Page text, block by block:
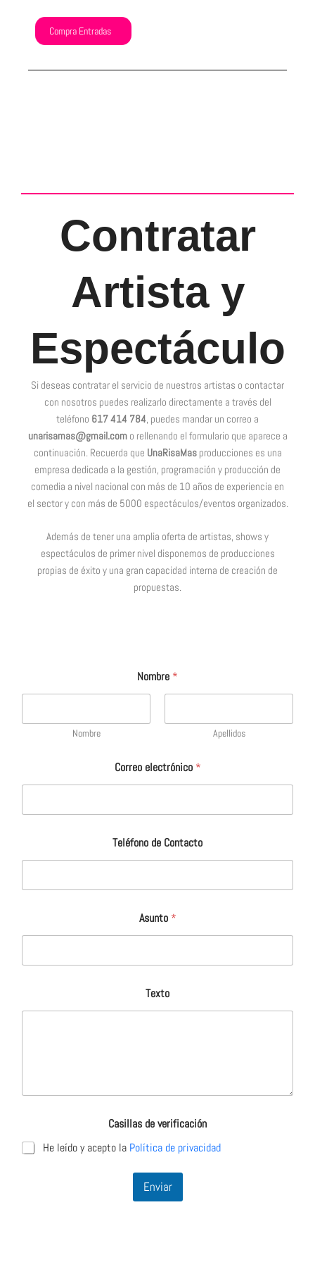
Compra Entradas
Contratar
Artista y
Espectáculo
Si deseas contratar el servicio de nuestros artistas o contactar
con nosotros puedes realizarlo directamente a través del
teléfono 617 414 784, puedes mandar un correo a
unarisamas@gmail.como rellenando el formulario que aparece a
continuación. Recuerda que UnaRisaMasproducciones es una
empresa dedicada a la gestión, programación y producción de
comedia a nivel nacional con más de 10 años de experiencia en
el sector y con más de 5000 espectáculos/eventos organizados.
Además de tener una amplia oferta de artistas, shows y
espectáculos de primer nivel disponemos de producciones
propias de éxito y una gran capacidad interna de creación de
propuestas.
Nombre *
Nombre Apellidos
Correo electrónico *
Teléfono de Contacto
Asunto *
Texto
Casillas de verificación
He leído y acepto la Política de privacidad
Enviar